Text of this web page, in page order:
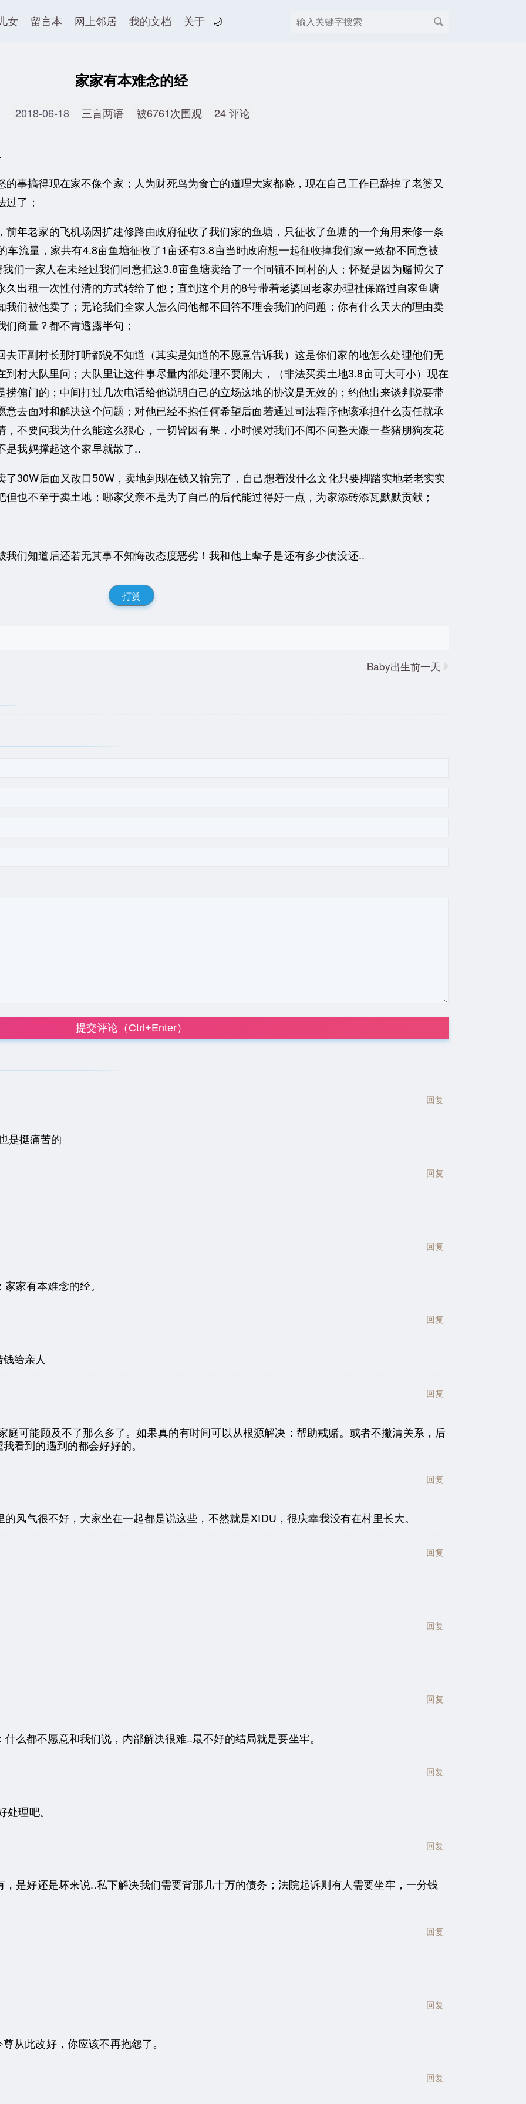
女 留言本 网上邻居 我的文档 关于 🌙
家家有本难念的经
2018-06-18 三言两语 被6761次围观 24 评论
事搞得现在家不像个家； 人为财死鸟为食亡的道理大家都晓，现在自己工作已辞掉了老婆又
了；
年老家的飞机场因扩建修路由政府征收了我们家的鱼塘，只征收了鱼塘的一个角用来修一条
车流量，家共有4.8亩鱼塘征收了1亩还有3.8亩当时政府想一起征收掉我们家一致都不同意被
们一家人在未经过我们同意把这3.8亩鱼塘卖给了一个同镇不同村的人；怀疑是因为赌博欠了
出租一次性付清的方式转给了他；直到这个月的8号带着老婆回老家办理社保路过自家鱼塘
们被他卖了；无论我们全家人怎么问他都不回答不理会我们的问题；你有什么天大的理由卖
商量？都不肯透露半句；
正副村长那打听都说不知道（其实是知道的不愿意告诉我）这是你们家的地怎么处理他们无
村大队里问；大队里让这件事尽量内部处理不要闹大，（非法买卖土地3.8亩可大可小）现在
偏门的；中间打过几次电话给他说明自己的立场这地的协议是无效的；约他出来谈判说要带
去面对和解决这个问题；对他已经不抱任何希望后面若通过司法程序他该承担什么责任就承
不要问我为什么能这么狠心，一切皆因有果，小时候对我们不闻不问整天跟一些猪朋狗友花
是我妈撑起这个家早就散了..
30W后面又改口50W，卖地到现在钱又输完了， 自己想着没什么文化只要脚踏实地老老实实
也不至于卖土地；哪家父亲不是为了自己的后代能过得好一点，为家添砖添瓦默默贡献；
们知道后还若无其事不知悔改态度恶劣！我和他上辈子是还有多少债没还..
打赏
Baby出生前一天
提交评论（Ctrl+Enter）
回复
是挺痛苦的
回复
回复
家有本难念的经。
回复
给亲人
回复
庭可能顾及不了那么多了。如果真的有时间可以从根源解决：帮助戒赌。或者不撇清关系，后
看到的遇到的都会好好的。
回复
风气很不好，大家坐在一起都是说这些，不然就是XIDU，很庆幸我没有在村里长大。
回复
回复
回复
么都不愿意和我们说，内部解决很难..最不好的结局就是要坐牢。
回复
理吧。
回复
，是好还是坏来说..私下解决我们需要背那几十万的债务；法院起诉则有人需要坐牢，一分钱
回复
回复
从此改好，你应该不再抱怨了。
回复